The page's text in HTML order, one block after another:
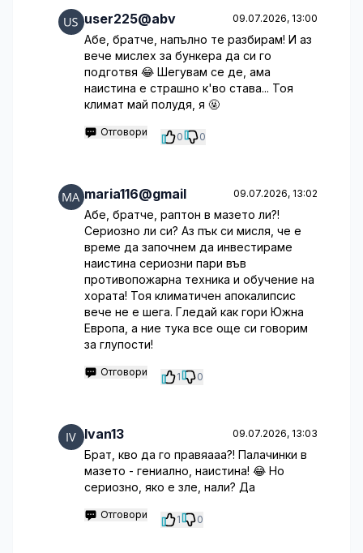
user225@abv 09.07.2026, 13:00
Абе, братче, напълно те разбирам! И аз
вече мислех за бункера да си го
подготвя 😂 Шегувам се де, ама
наистина е страшно к'во става... Тоя
климат май полудя, я 🤬
Отговори 0 0
maria116@gmail 09.07.2026, 13:02
Абе, братче, раптон в мазето ли?!
Сериозно ли си? Аз пък си мисля, че е
време да започнем да инвестираме
наистина сериозни пари във
противопожарна техника и обучение на
хората! Тоя климатичен апокалипсис
вече не е шега. Гледай как гори Южна
Европа, а ние тука все още си говорим
за глупости!
Отговори 1 0
Ivan13 09.07.2026, 13:03
Брат, кво да го правяааа?! Палачинки в
мазето - гениално, наистина! 😂 Но
сериозно, яко е зле, нали? Да
Отговори 1 0